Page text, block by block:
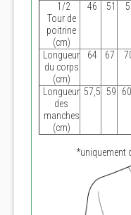
1/2
Tour de
poitrine
(cm)
46 51
Longueur
du corps
(cm)
64 67
Longueur
des
manches
(cm)
57,5 59
*uniquement